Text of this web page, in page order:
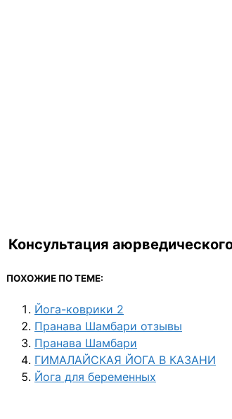
Консультация
ПОХОЖИЕ ПО ТЕМЕ:
Йога-коврики 2
Пранава Шамбари отзывы
Пранава Шамбари
ГИМАЛАЙСКАЯ ЙОГА В КАЗАНИ
Йога для беременных